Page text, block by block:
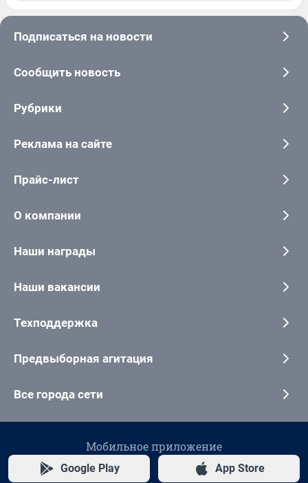
Подписаться на новости
Сообщить новость
Рубрики
Реклама на сайте
Прайс-лист
О компании
Наши награды
Наши вакансии
Техподдержка
Предвыборная агитация
Все города сети
Мобильное приложение
Google Play App Store